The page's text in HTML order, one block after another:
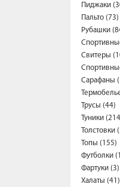
Пиджаки
Пальто (73)
Рубашки
Свитеры
Сарафаны
Трусы (44)
Туники
Толстовки
Топы (155)
Футболки
Фартуки (3)
Халаты (41)